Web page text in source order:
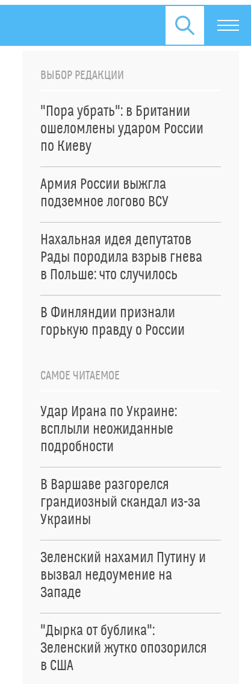
ВЫБОР РЕДАКЦИИ
"Пора убрать": в Британии
ошеломлены ударом России
по Киеву
Армия России выжгла
подземное логово ВСУ
Нахальная идея депутатов
Рады породила взрыв гнева
в Польше: что случилось
В Финляндии признали
горькую правду о России
САМОЕ ЧИТАЕМОЕ
Удар Ирана по Украине:
всплыли неожиданные
подробности
В Варшаве разгорелся
грандиозный скандал из-за
Украины
Зеленский нахамил Путину и
вызвал недоумение на
Западе
"Дырка от бублика":
Зеленский жутко опозорился
в США